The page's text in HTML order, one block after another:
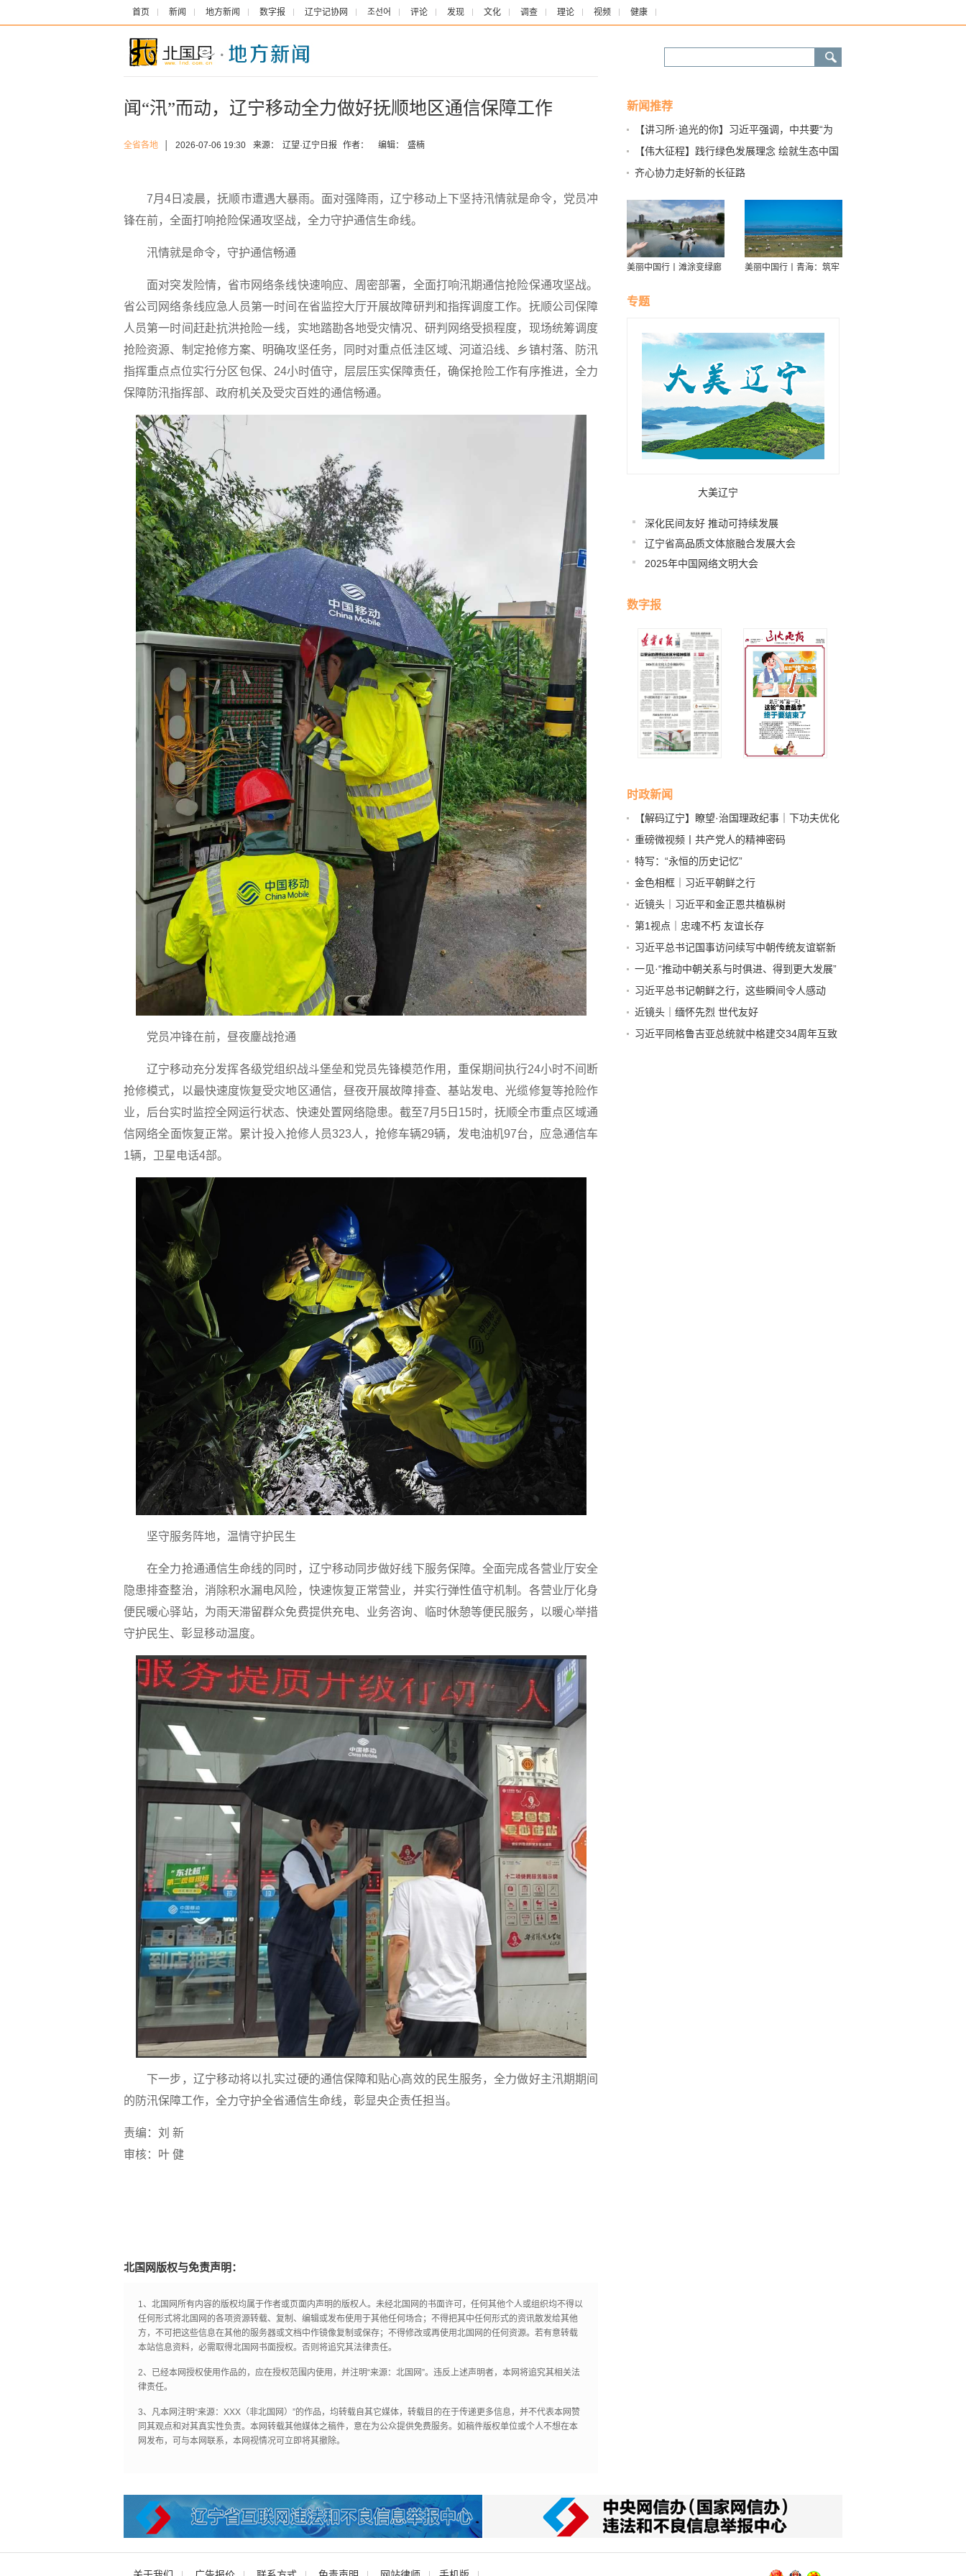
首页 新闻 地方新闻 数字报 辽宁记协网 조선어 评论 发现 文化 调查 理论 视频 健康
闻“汛”而动，辽宁移动全力做好抚顺地区通信保障工作
全省各地 2026-07-06 19:30 来源： 辽望·辽宁日报 作者： 编辑： 盛楠
7月4日凌晨，抚顺市遭遇大暴雨。面对强降雨，辽宁移动上下坚持汛情就是命令，党员冲
锋在前，全面打响抢险保通攻坚战，全力守护通信生命线。
汛情就是命令，守护通信畅通
面对突发险情，省市网络条线快速响应、周密部署，全面打响汛期通信抢险保通攻坚战。
省公司网络条线应急人员第一时间在省监控大厅开展故障研判和指挥调度工作。抚顺公司保障
人员第一时间赶赴抗洪抢险一线，实地踏勘各地受灾情况、研判网络受损程度，现场统筹调度
抢险资源、制定抢修方案、明确攻坚任务，同时对重点低洼区域、河道沿线、乡镇村落、防汛
指挥重点点位实行分区包保、24小时值守，层层压实保障责任，确保抢险工作有序推进，全力
保障防汛指挥部、政府机关及受灾百姓的通信畅通。
党员冲锋在前，昼夜鏖战抢通
辽宁移动充分发挥各级党组织战斗堡垒和党员先锋模范作用，重保期间执行24小时不间断
抢修模式，以最快速度恢复受灾地区通信，昼夜开展故障排查、基站发电、光缆修复等抢险作
业，后台实时监控全网运行状态、快速处置网络隐患。截至7月5日15时，抚顺全市重点区域通
信网络全面恢复正常。累计投入抢修人员323人，抢修车辆29辆，发电油机97台，应急通信车
1辆，卫星电话4部。
坚守服务阵地，温情守护民生
在全力抢通通信生命线的同时，辽宁移动同步做好线下服务保障。全面完成各营业厅安全
隐患排查整治，消除积水漏电风险，快速恢复正常营业，并实行弹性值守机制。各营业厅化身
便民暖心驿站，为雨天滞留群众免费提供充电、业务咨询、临时休憩等便民服务，以暖心举措
守护民生、彰显移动温度。
下一步，辽宁移动将以扎实过硬的通信保障和贴心高效的民生服务，全力做好主汛期期间
的防汛保障工作，全力守护全省通信生命线，彰显央企责任担当。
责编：刘 新
审核：叶 健
北国网版权与免责声明：
1、北国网所有内容的版权均属于作者或页面内声明的版权人。未经北国网的书面许可，任何其他个人或组织均不得以
任何形式将北国网的各项资源转载、复制、编辑或发布使用于其他任何场合；不得把其中任何形式的资讯散发给其他
方，不可把这些信息在其他的服务器或文档中作镜像复制或保存；不得修改或再使用北国网的任何资源。若有意转载
本站信息资料，必需取得北国网书面授权。否则将追究其法律责任。
2、已经本网授权使用作品的，应在授权范围内使用，并注明“来源：北国网”。违反上述声明者，本网将追究其相关法
律责任。
3、凡本网注明“来源：XXX（非北国网）”的作品，均转载自其它媒体，转载目的在于传递更多信息，并不代表本网赞
同其观点和对其真实性负责。本网转载其他媒体之稿件，意在为公众提供免费服务。如稿件版权单位或个人不想在本
网发布，可与本网联系，本网视情况可立即将其撤除。
新闻推荐
【讲习所·追光的你】习近平强调，中共要“为
世界和平与发展注入更多正能量”
【伟大征程】践行绿色发展理念 绘就生态中国
壮美画卷
齐心协力走好新的长征路
美丽中国行丨滩涂变绿廊
生态走廊
美丽中国行丨青海：筑牢
专题
大美辽宁
深化民间友好 推动可持续发展
辽宁省高品质文体旅融合发展大会
2025年中国网络文明大会
数字报
时政新闻
【解码辽宁】瞭望·治国理政纪事｜下功夫优化
营商环境
重磅微视频丨共产党人的精神密码
特写：“永恒的历史记忆”
金色相框｜习近平朝鲜之行
近镜头｜习近平和金正恩共植枞树
第1视点｜忠魂不朽 友谊长存
习近平总书记国事访问续写中朝传统友谊崭新
篇章
一见·“推动中朝关系与时俱进、得到更大发展”
习近平总书记朝鲜之行，这些瞬间令人感动
近镜头｜缅怀先烈 世代友好
习近平同格鲁吉亚总统就中格建交34周年互致